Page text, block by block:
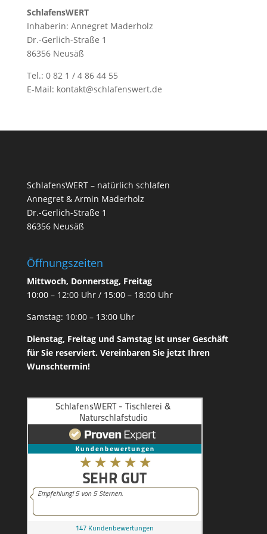
SchlafensWERT
Inhaberin: Annegret Maderholz
Dr.-Gerlich-Straße 1
86356 Neusäß
Tel.: 0 82 1 / 4 86 44 55
E-Mail: kontakt@schlafenswert.de
SchlafensWERT – natürlich schlafen
Annegret & Armin Maderholz
Dr.-Gerlich-Straße 1
86356 Neusäß
Öffnungszeiten
Mittwoch, Donnerstag, Freitag
10:00 – 12:00 Uhr / 15:00 – 18:00 Uhr
Samstag: 10:00 – 13:00 Uhr
Dienstag, Freitag und Samstag ist unser Geschäft
für Sie reserviert. Vereinbaren Sie jetzt Ihren
Wunschtermin!